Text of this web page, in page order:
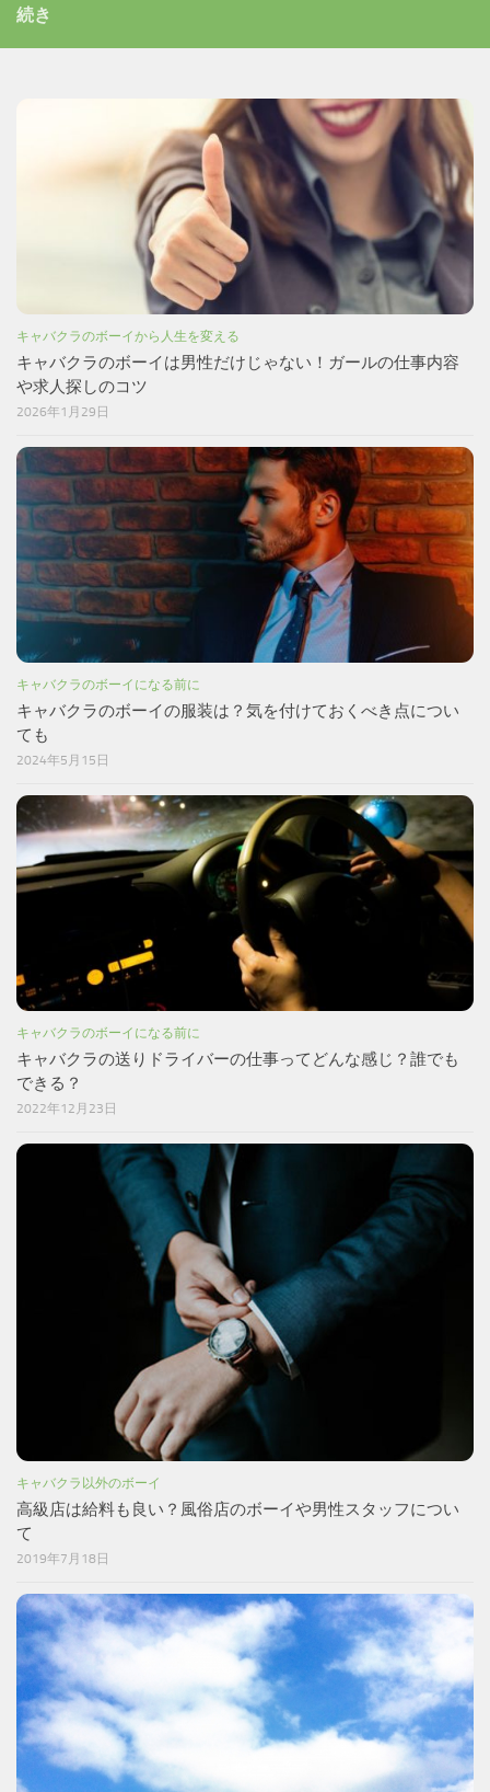
続き
キャバクラのボーイから人生を変える
キャバクラのボーイは男性だけじゃない！ガールの仕事内容
や求人探しのコツ
2026年1月29日
キャバクラのボーイになる前に
キャバクラのボーイの服装は？気を付けておくべき点につい
ても
2024年5月15日
キャバクラのボーイになる前に
キャバクラの送りドライバーの仕事ってどんな感じ？誰でも
できる？
2022年12月23日
キャバクラ以外のボーイ
高級店は給料も良い？風俗店のボーイや男性スタッフについ
て
2019年7月18日